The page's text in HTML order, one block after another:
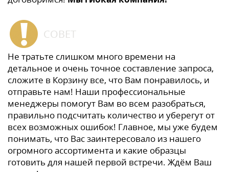
СОВЕТ
Не тратьте слишком много времени на
детальное и очень точное составление запроса,
сложите в Корзину все, что Вам понравилось, и
отправьте нам! Наши профессиональные
менеджеры помогут Вам во всем разобраться,
правильно подсчитать количество и уберегут от
всех возможных ошибок! Главное, мы уже будем
понимать, что Вас заинтересовало из нашего
огромного ассортимента и какие образцы
готовить для нашей первой встречи. Ждём Ваш